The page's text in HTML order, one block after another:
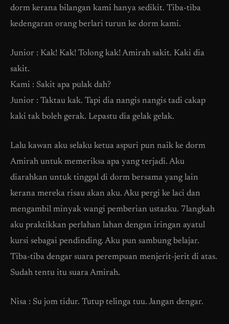
dorm kerana bilangan kami hanya sedikit. Tiba-tiba
kedengaran orang berlari turun ke dorm kami.
Junior : Kak! Kak! Tolong kak! Amirah sakit. Kaki dia
sakit.
Kami : Sakit apa pulak dah?
Junior : Taktau kak. Tapi dia nangis nangis tadi cakap
kaki tak boleh gerak. Lepastu dia gelak gelak.
Lalu kawan aku selaku ketua aspuri pun naik ke dorm
Amirah untuk memeriksa apa yang terjadi. Aku
diarahkan untuk tinggal di dorm bersama yang lain
kerana mereka risau akan aku. Aku pergi ke laci dan
mengambil minyak wangi pemberian ustazku. 7langkah
aku praktikkan perlahan lahan dengan iringan ayatul
kursi sebagai pendinding. Aku pun sambung belajar.
Tiba-tiba dengar suara perempuan menjerit-jerit di atas.
Sudah tentu itu suara Amirah.
Nisa : Su jom tidur. Tutup telinga tuu. Jangan dengar.